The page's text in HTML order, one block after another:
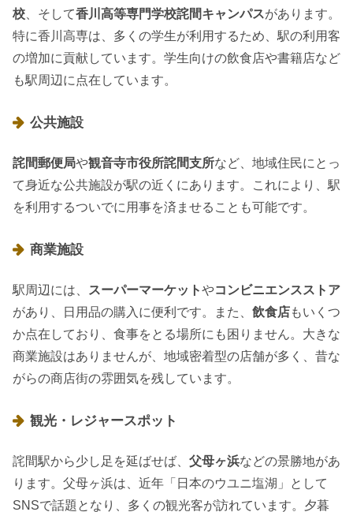
校、そして香川高等専門学校詫間キャンパスがあります。
特に香川高専は、多くの学生が利用するため、駅の利用客
の増加に貢献しています。学生向けの飲食店や書籍店など
も駅周辺に点在しています。
公共施設
詫間郵便局や観音寺市役所詫間支所など、地域住民にとっ
て身近な公共施設が駅の近くにあります。これにより、駅
を利用するついでに用事を済ませることも可能です。
商業施設
駅周辺には、 スーパーマーケットやコンビニエンスストア
があり、日用品の購入に便利です。また、 飲食店 もいくつ
か点在しており、食事をとる場所にも困りません。大きな
商業施設はありませんが、地域密着型の店舗が多く、昔な
がらの商店街の雰囲気を残しています。
観光・レジャースポット
詫間駅から少し足を延ばせば、 父母ヶ浜などの景勝地があ
ります。父母ヶ浜は、近年「日本のウユニ塩湖」として
SNSで話題となり、多くの観光客が訪れています。夕暮